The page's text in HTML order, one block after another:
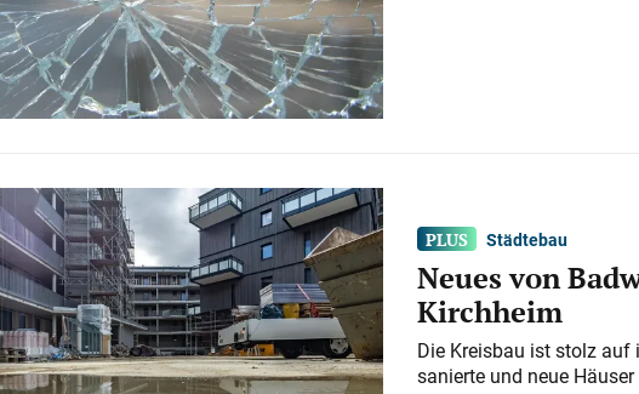
Städtebau
Neues von
Kirchheim
Die Kreisbau ist stolz auf
sanierte und neue